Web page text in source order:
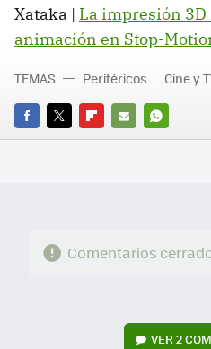
Xataka | La impresión
animación en Stop-
FACEBOOK
TWITTERFLIPBOARD
E-
WHATSAPP
TEMAS Periféricos Cine y
Comentarios
VER2